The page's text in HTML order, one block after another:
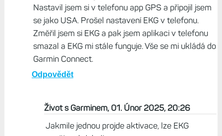
Nastavil jsem si v telefonu app GPS a připojil jsem
se jako USA. Prošel nastavení EKG v telefonu.
Změřil jsem si EKG a pak jsem aplikaci v telefonu
smazal a EKG mi stále funguje. Vše se mi ukládá do
Garmin Connect.
Odpovědět
Život s Garminem, 01. Únor 2025, 20:26
Jakmile jednou projde aktivace, lze EKG